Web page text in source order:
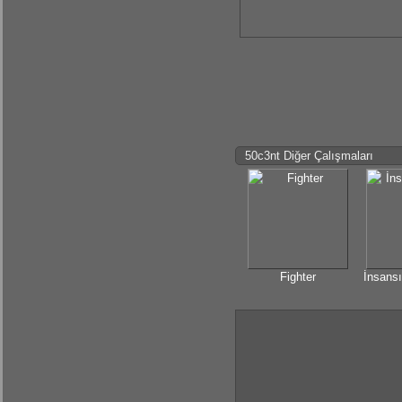
50c3nt Diğer Çalışmaları
Fighter